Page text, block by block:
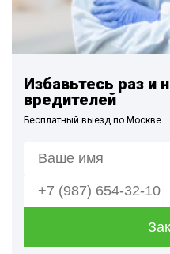
Избавьтесь раз и
вредителей
Бесплатный выезд по Москве